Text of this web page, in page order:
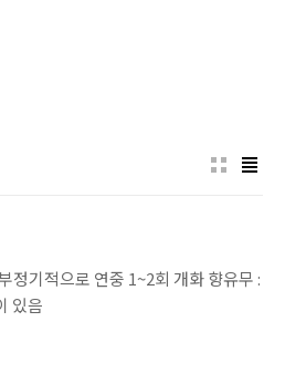
기적으로 연중 1~2회 개화 향유무 :
있음